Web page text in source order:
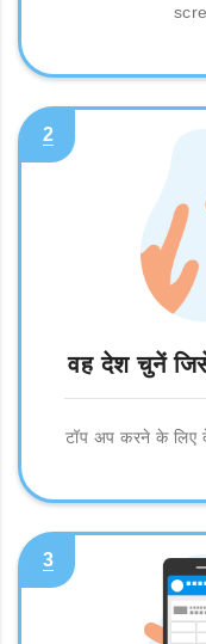
2
वह देश चुनें
टॉप अप करने के लिए
3